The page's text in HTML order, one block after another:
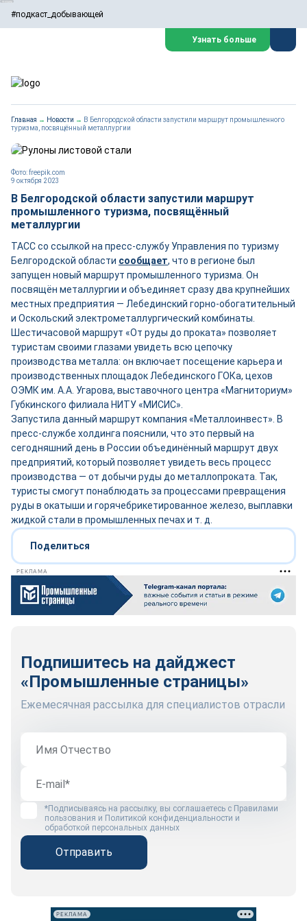
#подкаст_добывающей
Узнать больше
Главная → Новости → В Белгородской области запустили маршрут промышленного
туризма, посвящённый металлургии
9 октября 2023
Фото: freepik.com
В Белгородской области запустили маршрут
промышленного туризма, посвящённый
металлургии
ТАСС со ссылкой на пресс-службу Управления по туризму
Белгородской области сообщает, что в регионе был
запущен новый маршрут промышленного туризма. Он
посвящён металлургии и объединяет сразу два крупнейших
местных предприятия — Лебединский горно-обогатительный
и Оскольский электрометаллургический комбинаты.
Шестичасовой маршрут «От руды до проката» позволяет
туристам своими глазами увидеть всю цепочку
производства металла: он включает посещение карьера и
производственных площадок Лебединского ГОКа, цехов
ОЭМК им. А.А. Угарова, выставочного центра «Магниториум»
Губкинского филиала НИТУ «МИСИС».
Запустила данный маршрут компания «Металлоинвест». В
пресс-службе холдинга пояснили, что это первый на
сегодняшний день в России объединённый маршрут двух
предприятий, который позволяет увидеть весь процесс
производства — от добычи руды до металлопроката. Так,
туристы смогут понаблюдать за процессами превращения
руды в окатыши и горячебрикетированное железо, выплавки
жидкой стали в промышленных печах и т. д.
Поделиться
РЕКЛАМА
Подпишитесь на дайджест
«Промышленные страницы»
Ежемесячная рассылка для специалистов отрасли
*Подписываясь на рассылку, вы соглашаетесь с Правилами
пользования и Политикой конфиденциальности и
обработкой персональных данных
Отправить
РЕКЛАМА